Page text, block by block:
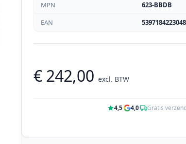
MPN
623-BBDB
EAN
5397184223048
€ 242,00 excl. BTW
4,5· 4,0· Gratis